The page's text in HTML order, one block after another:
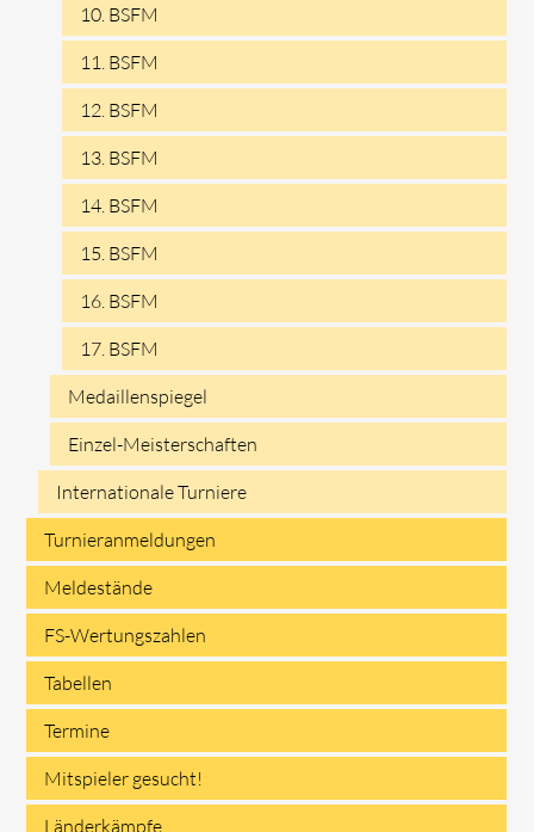
10. BSFM
11. BSFM
12. BSFM
13. BSFM
14. BSFM
15. BSFM
16. BSFM
17. BSFM
Medaillenspiegel
Einzel-Meisterschaften
Internationale Turniere
Turnieranmeldungen
Meldestände
FS-Wertungszahlen
Tabellen
Termine
Mitspieler gesucht!
Länderkämpfe